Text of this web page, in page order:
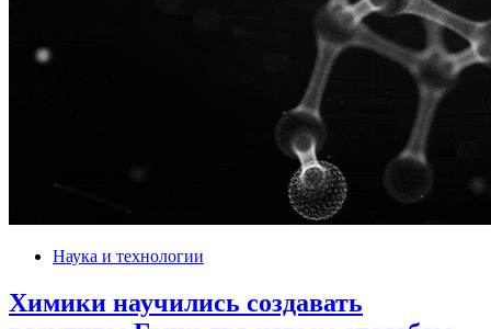
Наука и технологии
Химики научились создавать